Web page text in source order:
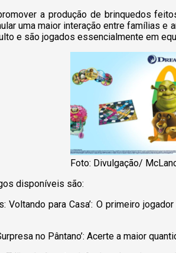
a produção de brinquedos
uma maior interação entre famílias
e são jogados essencialmente em
Foto: Divulgação/
disponíveis são:
Voltando para Casa’: O primeiro
no Pântano’: Acerte a maior